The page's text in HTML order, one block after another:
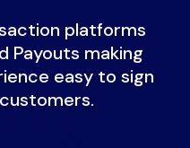
platforms
Payouts making
easy to sign